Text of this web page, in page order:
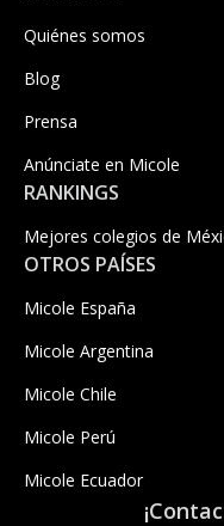
Quiénes somos
Blog
Prensa
Anúnciate en Micole
RANKINGS
Mejores colegios de
OTROS PAÍSES
Micole España
Micole Argentina
Micole Chile
Micole Perú
Micole Ecuador